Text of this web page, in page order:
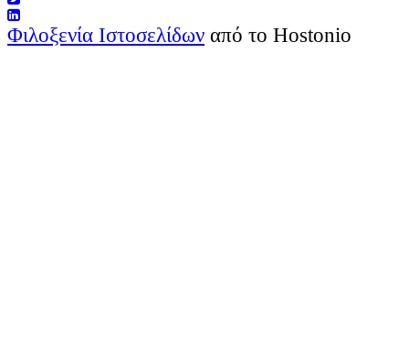
Φιλοξενία Ιστοσελίδων από το Hostonio